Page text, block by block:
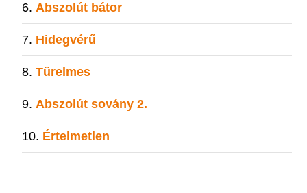
Abszolút bátor
Hidegvérű
Türelmes
Abszolút sovány 2.
Értelmetlen